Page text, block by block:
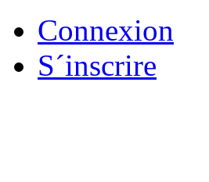
Connexion
S´inscrire